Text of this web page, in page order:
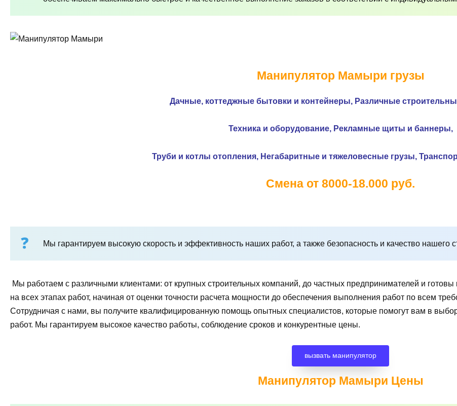
Манипулятор Мамыри грузы
Дачные, коттеджные бытовки и контейнеры, Различные
Техника и оборудование, Рекламные щиты и баннеры,
Труби и котлы отопления, Негабаритные и тяжеловесные грузы,
Смена от 8000-18.000 руб.
Мы гарантируем высокую скорость и эффективность наших работ, а также безопасность и качество нашего
Мы работаем с различными клиентами: от крупных строительных компаний, до частных предпринимателей и
на всех этапах работ, начиная от оценки точности расчета мощности до обеспечения выполнения работ по всем
Сотрудничая с нами, вы получите квалифицированную помощь опытных специалистов, которые помогут вам в
работ. Мы гарантируем высокое качество работы, соблюдение сроков и конкурентные цены.
вызвать манипулятор
Манипулятор Мамыри Цены